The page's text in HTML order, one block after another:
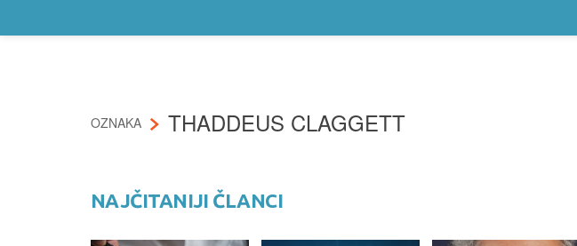
OZNAKA THADDEUS CLAGGETT
NAJČITANIJI ČLANCI